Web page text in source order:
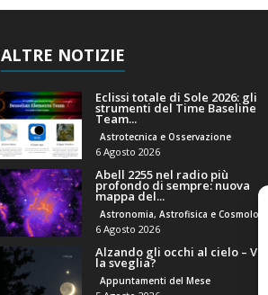
ALTRE NOTIZIE
Eclissi totale di Sole 2026: gli
strumenti del Time Baseline
Team...
Astrotecnica e Osservazione
6 Agosto 2026
Abell 2255 nel radio più
profondo di sempre: nuova
mappa del...
Astronomia, Astrofisica e Cosmologia
6 Agosto 2026
Alzando gli occhi al cielo – Vale
la sveglia?
Appuntamenti del Mese